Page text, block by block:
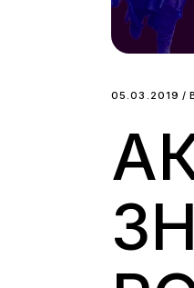
05.03.2019